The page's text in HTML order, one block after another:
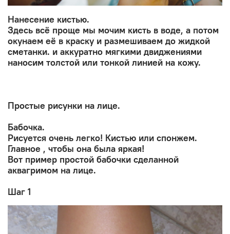
Нанесение кистью.
Здесь всё проще мы мочим кисть в воде, а потом
окунаем её в краску и размешиваем до жидкой
сметанки. и аккуратно мягкими двиджениями
наносим толстой или тонкой линией на кожу.
Простые рисунки на лице.
Бабочка.
Рисуется очень легко! Кистью или спонжем.
Главное , чтобы она была яркая!
Вот пример простой бабочки сделанной
аквагримом на лице.
Шаг 1